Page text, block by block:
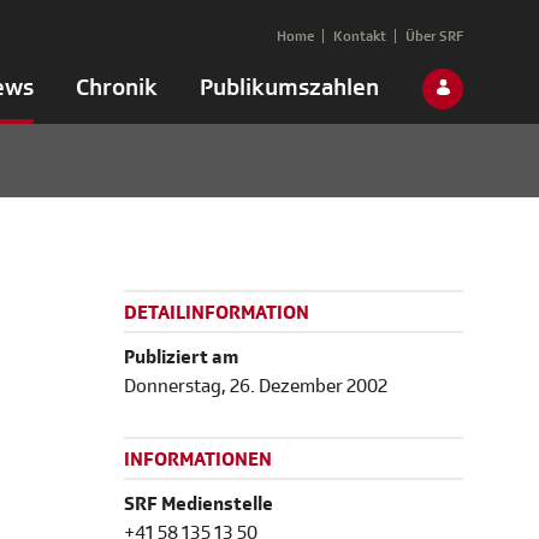
Chronik Publikumszahlen
Home Kontakt Über SRF
DETAILINFORMATION
Publiziert am
Donnerstag, 26. Dezember 2002
INFORMATIONEN
SRF Medienstelle
+41 58 135 13 50